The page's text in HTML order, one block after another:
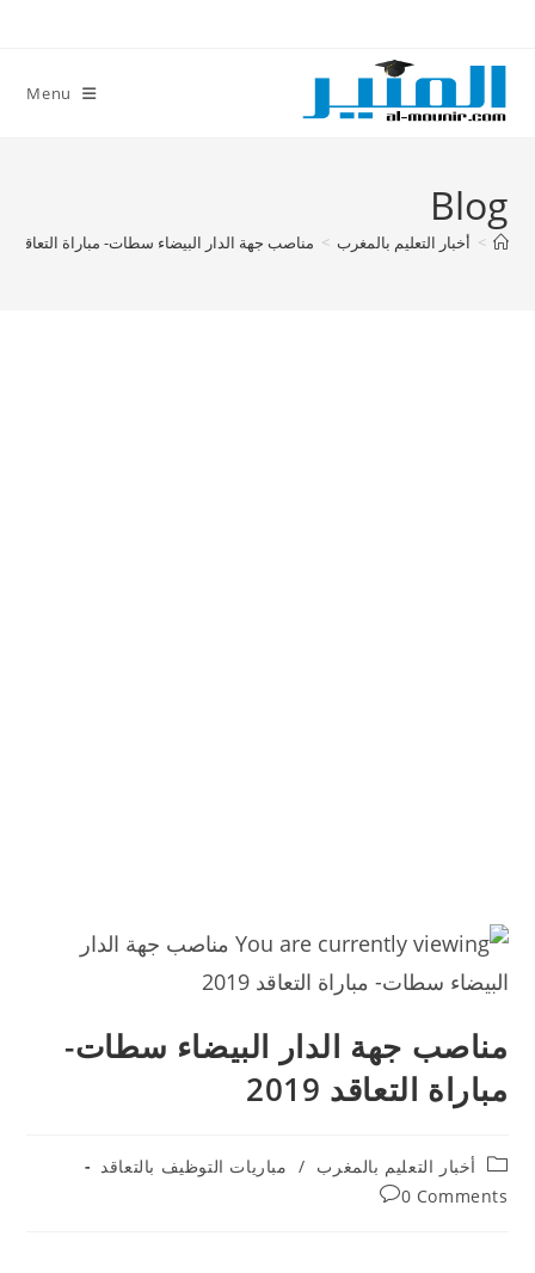
content
Menu
Blog
> أخبار التعليم بالمغرب > مناصب جهة الدار البيضاء سطات- مباراة التعاقد 2019
مناصب جهة الدار البيضاء سطات-
مباراة التعاقد 2019
Post
category:
أخبار التعليم بالمغرب / مباريات التوظيف بالتعاقد
Post
0 Comments